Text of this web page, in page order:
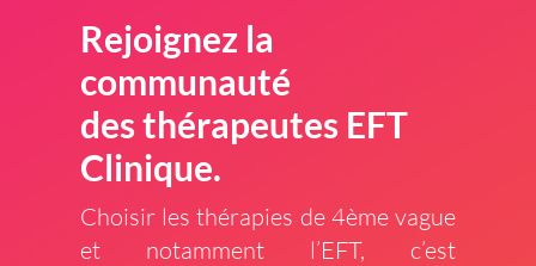
Rejoignez la
communauté
des thérapeutes EFT
Clinique.
Choisir les thérapies de 4ème vague
et notamment l’EFT, c’est